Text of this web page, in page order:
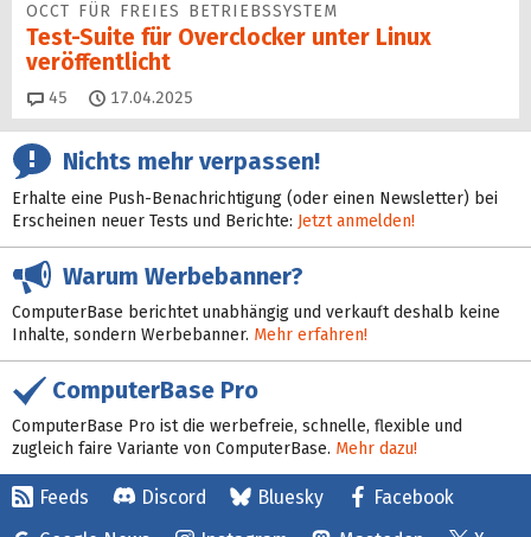
OCCT FÜR FREIES BETRIEBSSYSTEM
Test-Suite für Overclocker unter Linux
veröffentlicht
45 Kommentare
17.04.2025
Nichts mehr verpassen!
Erhalte eine Push-Benachrichtigung (oder einen Newsletter) bei
Erscheinen neuer Tests und Berichte: Jetzt anmelden!
Warum Werbebanner?
ComputerBase berichtet unabhängig und verkauft deshalb keine
Inhalte, sondern Werbebanner. Mehr erfahren!
ComputerBase Pro
ComputerBase Pro ist die werbefreie, schnelle, flexible und
zugleich faire Variante von ComputerBase. Mehr dazu!
Feeds Discord Bluesky
Facebook